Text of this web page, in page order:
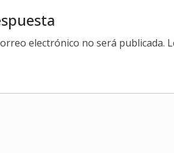
electrónico no será publicada.